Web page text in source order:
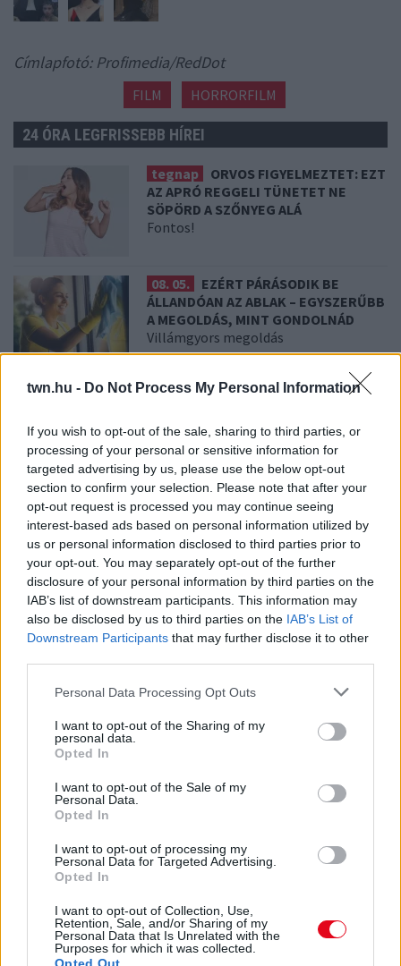
twn.hu - Do Not Process My Personal Information
If you wish to opt-out of the sale, sharing to third parties, or
processing of your personal or sensitive information for
targeted advertising by us, please use the below opt-out
section to confirm your selection. Please note that after your
opt-out request is processed you may continue seeing
interest-based ads based on personal information utilized by
us or personal information disclosed to third parties prior to
your opt-out. You may separately opt-out of the further
disclosure of your personal information by third parties on the
IAB’s list of downstream participants. This information may
also be disclosed by us to third parties on the IAB’s List of
Downstream Participants that may further disclose it to other
Please note that this website/app uses one or more Google
not limited to your visit or usage behaviour. You may click to
grant or deny consent to Google and its third-party tags to
use your data for below specified purposes in below Google
consent section.
Personal Data Processing Opt Outs
I want to opt-out of the Sharing of my
personal data.
Opted In
I want to opt-out of the Sale of my
Personal Data.
Opted In
I want to opt-out of processing my
Personal Data for Targeted Advertising.
Opted In
I want to opt-out of Collection, Use,
Retention, Sale, and/or Sharing of my
Personal Data that Is Unrelated with the
Purposes for which it was collected.
Címlapfotó: Profimedia/RedDot
FILM HORRORFILM
24 ÓRA LEGFRISSEBB HÍREI
tegnap
ORVOS FIGYELMEZTET: EZT
AZ APRÓ REGGELI TÜNETET NE
SÖPÖRD A SZŐNYEG ALÁ
Fontos!
08. 05.
EZÉRT PÁRÁSODIK BE
ÁLLANDÓAN AZ ABLAK – EGYSZERŰBB
A MEGOLDÁS, MINT GONDOLNÁD
Villámgyors megoldás
08. 04.
NEM ECETTEL ÉS NEM
ÚJRA CSILLOGÓ A VÍZKÖVES CSAP
A legjobb trükk
08. 03.
HA MINDIG EZT A MONDATOT
HASZNÁLOD, AZ RENDKÍVÜL MAGAS
ÉRZELMI INTELLIGENCIÁRA UTALHAT
Te szoktad?
08. 02.
SOKAN ROSSZUL TÁROLJÁK A GYÓGYSZEREIKET –
EMIATT CSÖKKENHET A HATÁSUK
08. 01.
EGYRE TÖBB FIATALNÁL JELENTKEZIK EZ A
Erre figyelj!
07. 31.
NEM A CITROMSAV, AZ ECET VAGY A
SZÁLLODÁKBAN A VÍZKŐ ELLEN
Ez a szer tényleg eltünteti a vízkövet
07. 31.
HAGYD A SÓT: EGY CSIPET EBBŐL A FŐZŐVÍZBE,
ÉS SOKKAL FINOMABB LESZ A FŐTT KRUMPLI
Titkos hozzávaló
24 ÓRA TOVÁBBI HÍREI